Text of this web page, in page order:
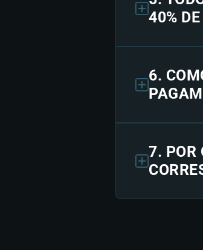
40%
6.
7. POR